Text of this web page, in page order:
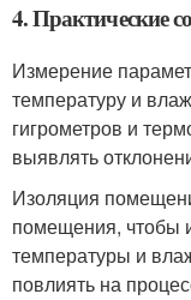
4. Практические
Измерение
температуру и
гигрометров и
выявлять
Изоляция
помещения, чтобы
температуры и
повлиять на